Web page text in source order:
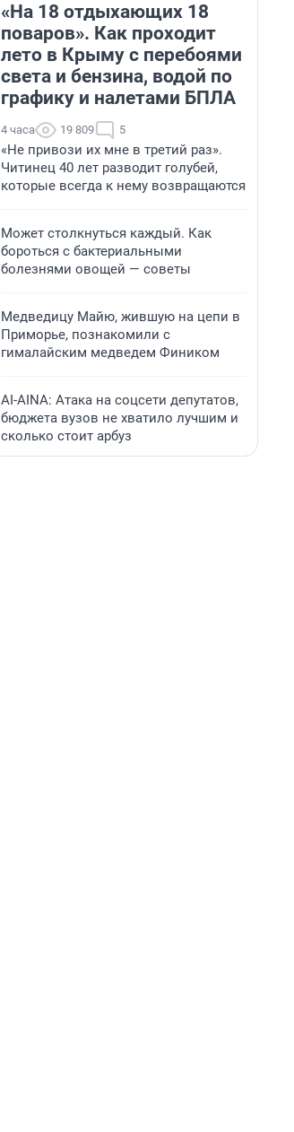
«На 18 отдыхающих 18
поваров». Как проходит
лето в Крыму с перебоями
света и бензина, водой по
графику и налетами БПЛА
4 часа 19 809 5
«Не привози их мне в третий раз».
Читинец 40 лет разводит голубей,
которые всегда к нему возвращаются
Может столкнуться каждый. Как
бороться с бактериальными
болезнями овощей — советы
Медведицу Майю, жившую на цепи в
Приморье, познакомили с
гималайским медведем Фиником
AI-AINA: Атака на соцсети депутатов,
бюджета вузов не хватило лучшим и
сколько стоит арбуз